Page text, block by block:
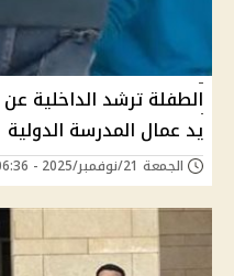
الطفلة ترشد الداخلية
يد عمال المدرسة الدولية
الجمعة 21/نوفمبر/2025 - 06:36 م